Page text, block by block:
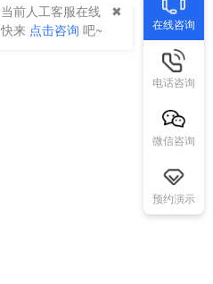
在线咨询
当前人工客服在线
快来 点击咨询 吧~
电话咨询
微信咨询
预约演示